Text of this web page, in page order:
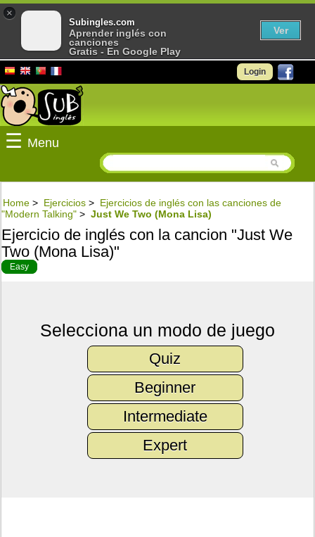
Login
☰ Menu
Home > Ejercicios > Ejercicios de inglés con las canciones de
"Modern Talking" > Just We Two (Mona Lisa)
Ejercicio de inglés con la cancion "Just We
Two (Mona Lisa)"
Easy
Selecciona un modo de juego
Quiz
Beginner
Intermediate
Expert
×
Subingles.com
Aprender inglés con
canciones
Gratis - En Google Play
Ver